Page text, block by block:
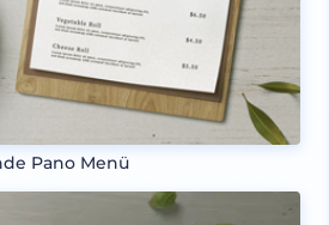
Pano Menü